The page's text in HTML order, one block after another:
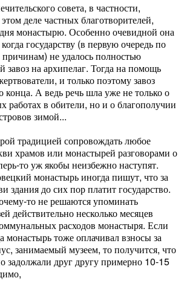
совета, в частности,
деле частных благотворителей,
монастырю. Особенно очевидной она
государству (в первую очередь по
не удалось полностью
завоз на архипелаг. Тогда на помощь
и только поэтому завоз
конца. А ведь речь шла уже не только о
работах в обители, но и о благополучии
зимой...
традицией сопровождать любое
храмов или монастырей разговорами о
то уж якобы неизбежно наступят.
монастырь иногда пишут, что за
здания до сих пор платит государство.
то не решаются упоминать
действительно несколько месяцев
расходов монастыря. Если
монастырь тоже оплачивал взносы за
занимаемый музеем, то получится, что
задолжали друг другу примерно 10-15